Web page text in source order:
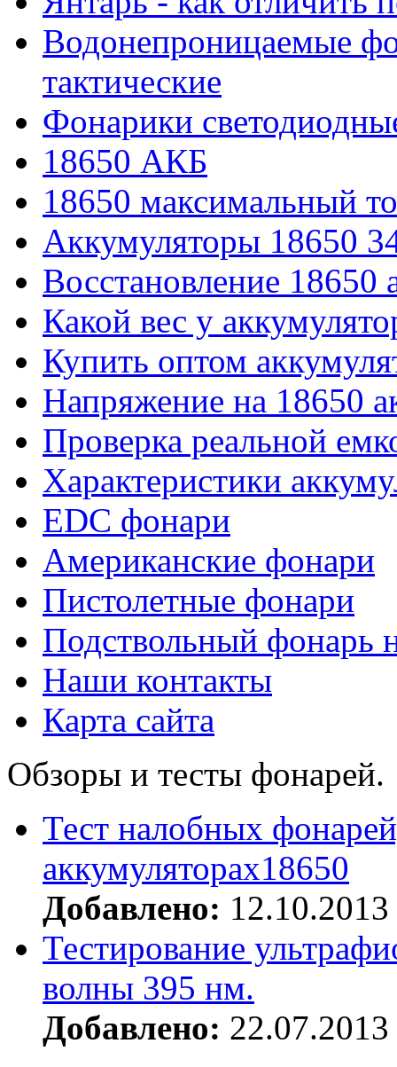
Водонепроницаемые
тактические
Фонарики
18650 АКБ
18650 максимальный
Аккумуляторы 18650
Восстановление 18650
Какой вес у
Купить оптом
Напряжение на 18650
Проверка реальной
Характеристики
EDC фонари
Американские фонари
Пистолетные фонари
Подствольный фонарь
Наши контакты
Карта сайта
Обзоры и тесты фонарей.
Тест налобных
аккумуляторах18650
Добавлено: 12.10.2013
Тестирование
волны 395 нм.
Добавлено: 22.07.2013